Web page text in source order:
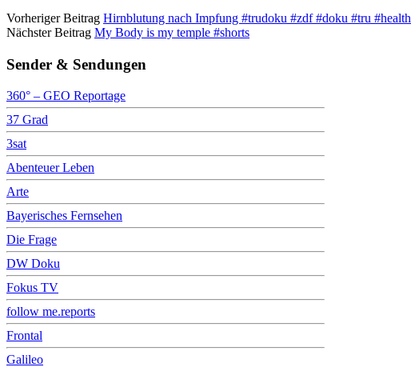
Vorheriger Beitrag Hirnblutung nach Impfung #trudoku #zdf #doku #tru #health
Nächster Beitrag My Body is my temple #shorts
Sender & Sendungen
360° – GEO Reportage
37 Grad
3sat
Abenteuer Leben
Arte
Bayerisches Fernsehen
Die Frage
DW Doku
Fokus TV
follow me.reports
Frontal
Galileo